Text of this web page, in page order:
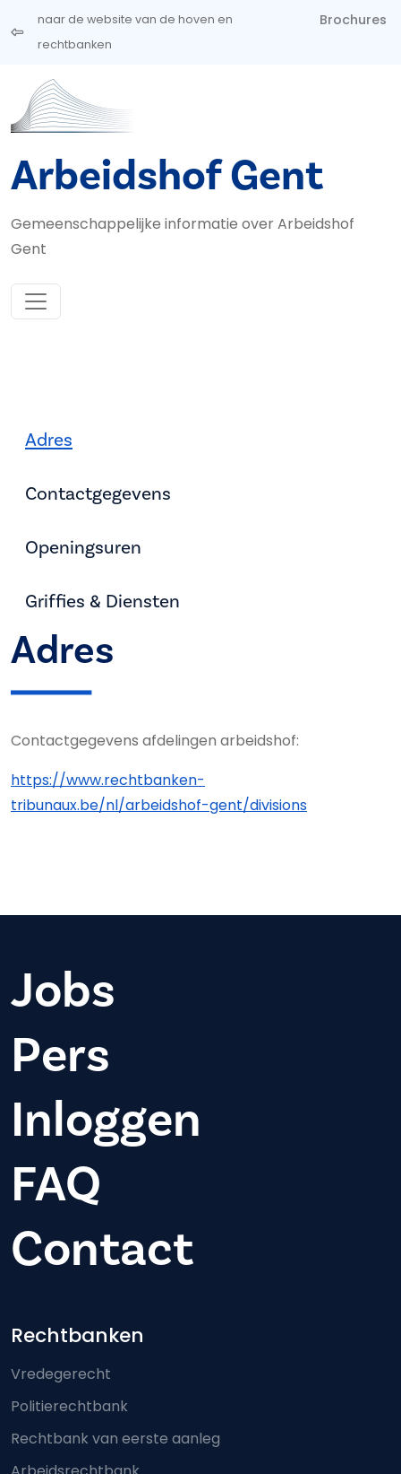
Overslaan en naar de inhoud gaan
naar de website van de hoven en
rechtbanken
Brochures
Arbeidshof Gent
Gemeenschappelijke informatie over Arbeidshof
Gent
Adres
Contactgegevens
Openingsuren
Griffies & Diensten
Adres
Contactgegevens afdelingen arbeidshof:
https://www.rechtbanken-
tribunaux.be/nl/arbeidshof-gent/divisions
Jobs
Pers
Inloggen
FAQ
Contact
Footer-menu
Rechtbanken
Vredegerecht
Politierechtbank
Rechtbank van eerste aanleg